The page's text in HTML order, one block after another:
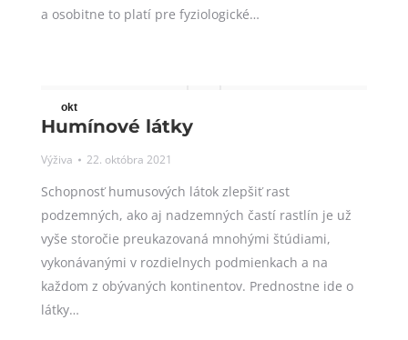
a osobitne to platí pre fyziologické…
okt
22
2021
Humínové látky
Výživa 22. októbra 2021
Schopnosť humusových látok zlepšiť rast
podzemných, ako aj nadzemných častí rastlín je už
vyše storočie preukazovaná mnohými štúdiami,
vykonávanými v rozdielnych podmienkach a na
každom z obývaných kontinentov. Prednostne ide o
látky…